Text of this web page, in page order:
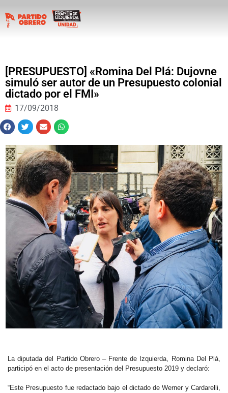
[PRESUPUESTO] «Romina Del Plá: Dujovne
simuló ser autor de un Presupuesto colonial
dictado por el FMI»
17/09/2018
La diputada del Partido Obrero – Frente de Izquierda, Romina Del Plá,
participó en el acto de presentación del Presupuesto 2019 y declaró:
“Este Presupuesto fue redactado bajo el dictado de Werner y Cardarelli,